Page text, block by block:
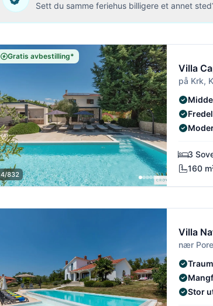
Sett du samme feriehus billigere et annet
Gratis avbestilling*
4/832
Villa
på Krk,
3
160
Villa
nær
Stor